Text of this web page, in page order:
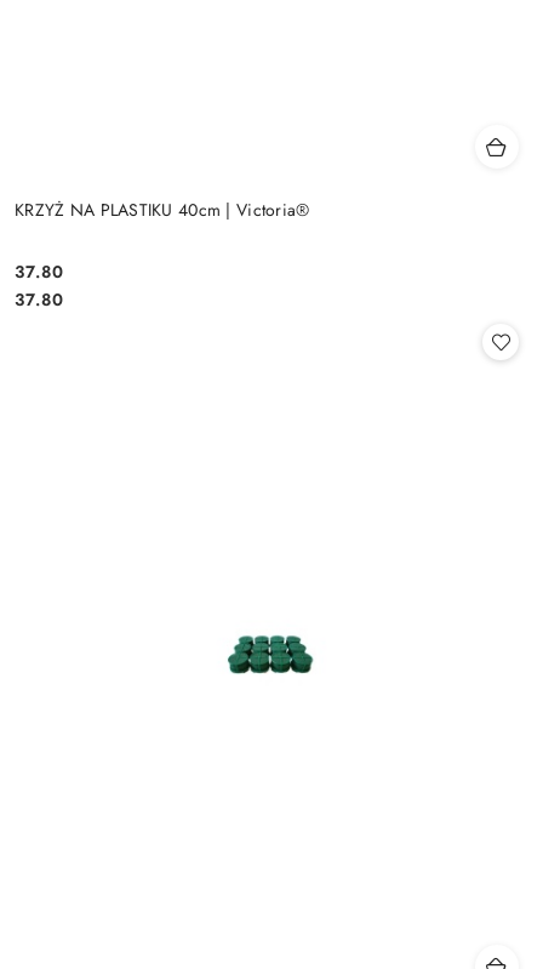
KRZYŻ NA PLASTIKU 40cm | Victoria®
Cena:
37.80
Cena:
37.80